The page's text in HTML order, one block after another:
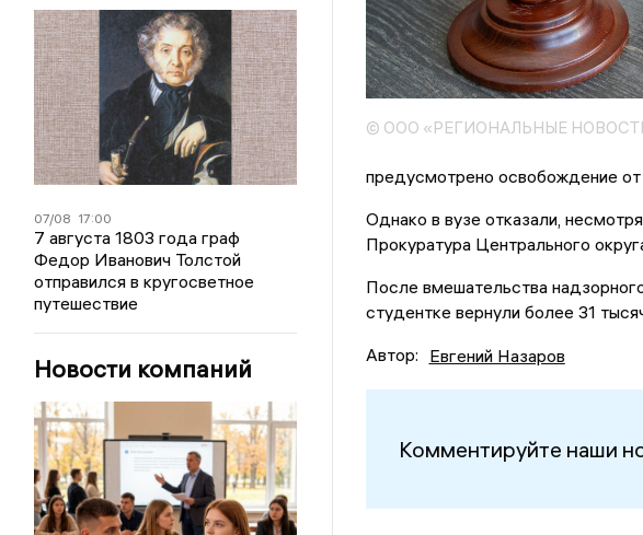
07/08 17:00
7 августа 1803 года граф
Федор Иванович Толстой
отправился в кругосветное
путешествие
Новости компаний
© ООО «РЕГИОНАЛЬНЫЕ
предусмотрено освобождение от
Однако в вузе отказали,
Прокуратура Центрального
После вмешательства
студентке вернули более 31
Автор: Евгений Назаров
Комментируйте наши